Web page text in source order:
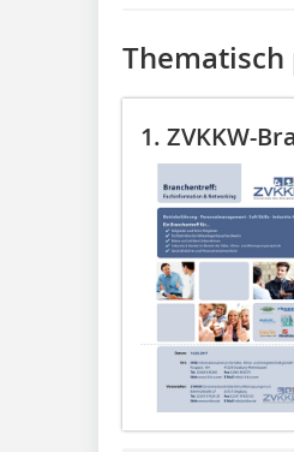
Thematisch
1. ZVKKW-